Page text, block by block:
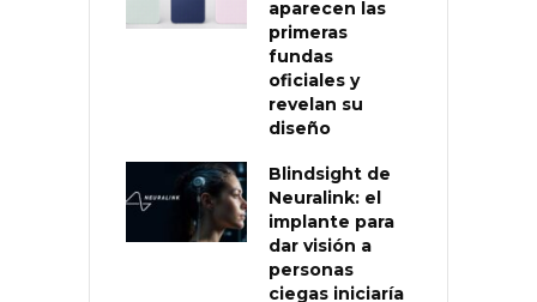
aparecen las
primeras
fundas
oficiales y
revelan su
diseño
Blindsight de
Neuralink: el
implante para
dar visión a
personas
ciegas iniciaría